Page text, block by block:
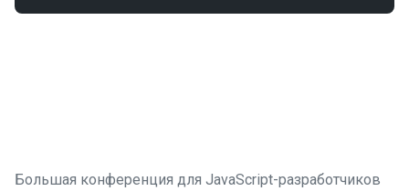
Большая конференция для JavaScript-разработчиков